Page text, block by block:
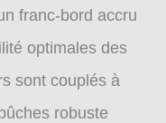
franc-bord accru
optimales des
sont couplés à
robuste